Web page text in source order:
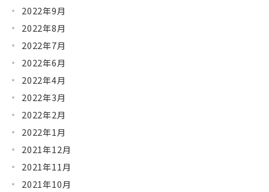
2022年9月
2022年8月
2022年7月
2022年6月
2022年4月
2022年3月
2022年2月
2022年1月
2021年12月
2021年11月
2021年10月